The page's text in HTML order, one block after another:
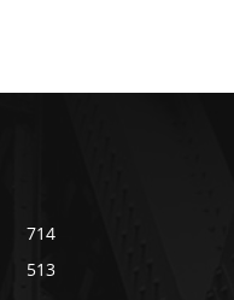
714
513